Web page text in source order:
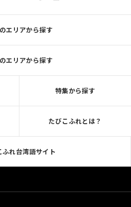
エリアから探す
エリアから探す
特集から探す
たびこふれとは？
ふれ台湾語サイト